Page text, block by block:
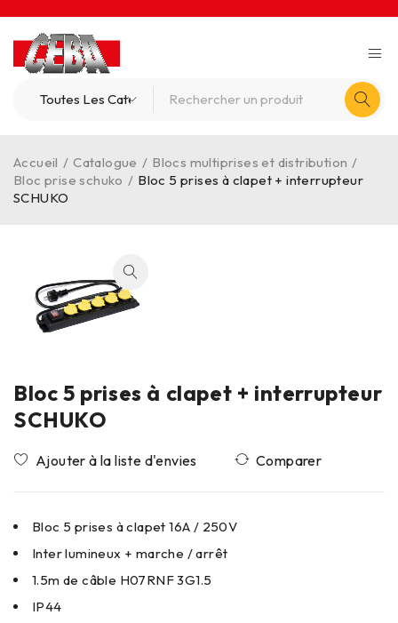
Accueil / Catalogue / Blocs multiprises et distribution /
Bloc prise schuko / Bloc 5 prises à clapet + interrupteur
SCHUKO
Bloc 5 prises à clapet + interrupteur
SCHUKO
Comparer
Bloc 5 prises à clapet 16A / 250V
Inter lumineux + marche / arrêt
1.5m de câble H07RNF 3G1.5
IP44